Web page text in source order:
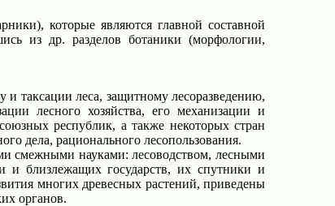
которые являются главной составной
из др. разделов ботаники (морфологии,
и таксации леса, защитному лесоразведению,
лесного хозяйства, его механизации и
республик, а также некоторых стран
дела, рационального лесопользования.
смежными науками: лесоводством, лесными
и близлежащих государств, их спутники и
многих древесных растений, приведены
органов.